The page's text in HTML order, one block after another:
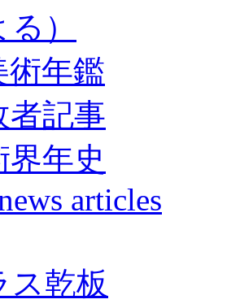
）
術年鑑
者記事
界年史
articles
ス乾板